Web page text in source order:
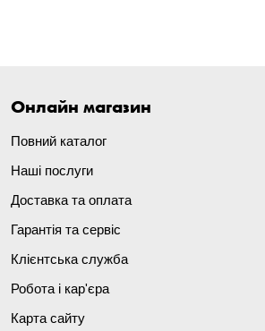
Онлайн магазин
Повний каталог
Наші послуги
Доставка та оплата
Гарантія та сервіс
Клієнтська служба
Робота і кар'єра
Карта сайту